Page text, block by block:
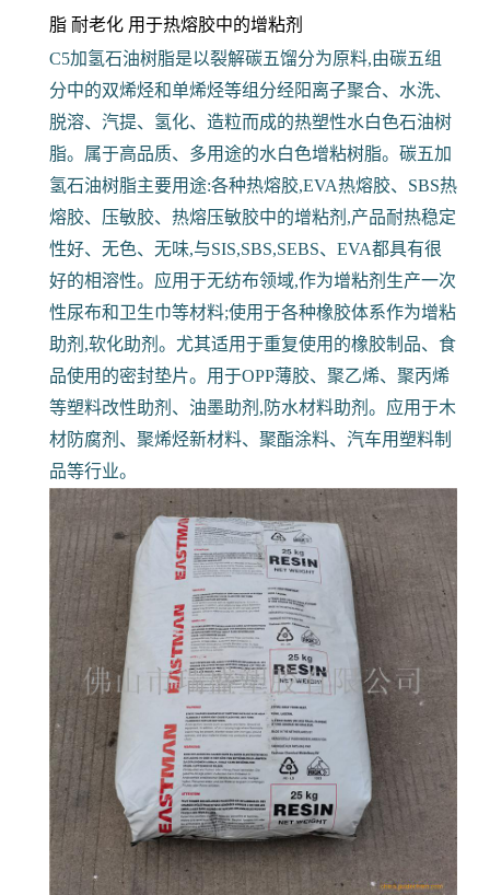
脂 耐老化 用于热熔胶中的增粘剂
C5加氢石油树脂是以裂解碳五馏分为原料,由碳五组
分中的双烯烃和单烯烃等组分经阳离子聚合、水洗、
脱溶、汽提、氢化、造粒而成的热塑性水白色石油树
脂。属于高品质、多用途的水白色增粘树脂。碳五加
氢石油树脂主要用途:各种热熔胶,EVA热熔胶、SBS热
熔胶、压敏胶、热熔压敏胶中的增粘剂,产品耐热稳定
性好、无色、无味,与SIS,SBS,SEBS、EVA都具有很
好的相溶性。应用于无纺布领域,作为增粘剂生产一次
性尿布和卫生巾等材料;使用于各种橡胶体系作为增粘
助剂,软化助剂。尤其适用于重复使用的橡胶制品、食
品使用的密封垫片。用于OPP薄胶、聚乙烯、聚丙烯
等塑料改性助剂、油墨助剂,防水材料助剂。应用于木
材防腐剂、聚烯烃新材料、聚酯涂料、汽车用塑料制
品等行业。